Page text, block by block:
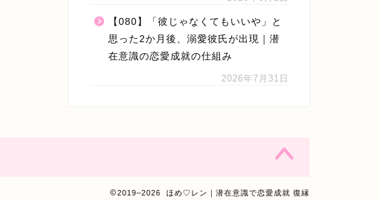
【080】「彼じゃなくてもいいや」と
思った2か月後、溺愛彼氏が出現｜潜
在意識の恋愛成就の仕組み
2026年7月31日
2019–2026 ほめ♡レン｜潜在意識で恋愛成就 復縁